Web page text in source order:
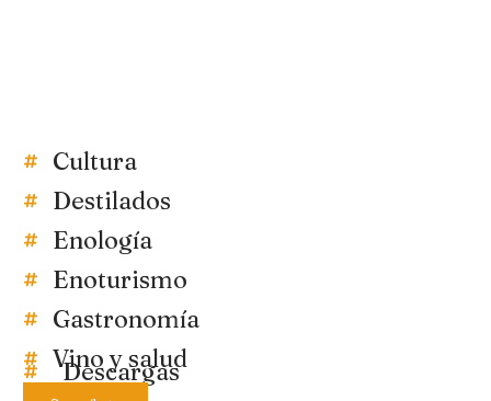
Cultura
Destilados
Enología
Enoturismo
Gastronomía
Vino y salud
Descargas